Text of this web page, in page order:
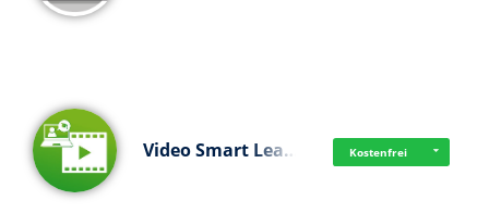
Video Smart Lea… Kostenfrei